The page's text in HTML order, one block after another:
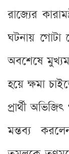
রাজ্যের
ঘটনায় গোটা
অবশেষে
হয়ে ক্ষমা
প্রার্থী
মন্তব্য